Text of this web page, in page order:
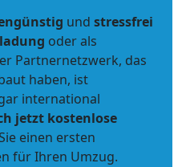
und stressfrei
oder als
Partnernetzwerk, das
haben, ist
international
jetzt kostenlose
einen ersten
für Ihren Umzug.